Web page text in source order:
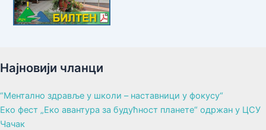
Најновији чланци
“Ментално здравље у школи – наставници у фокусу“
Еко фест „Еко авантура за будућност планете“ одржан у ЦСУ
Чачак